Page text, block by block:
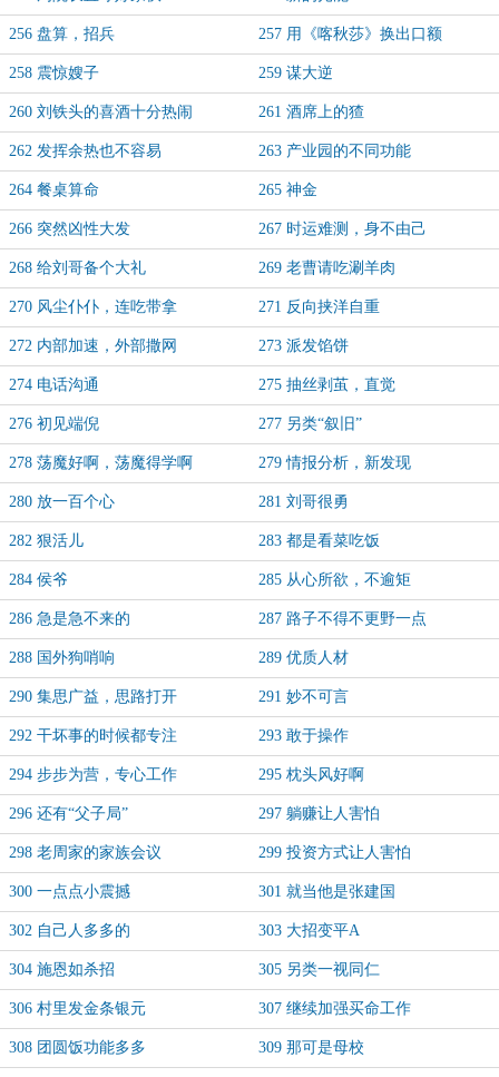
256 盘算，招兵 257 用《喀秋莎》换出口额
258 震惊嫂子 259 谋大逆
260 刘铁头的喜酒十分热闹 261 酒席上的猹
262 发挥余热也不容易 263 产业园的不同功能
264 餐桌算命 265 神金
266 突然凶性大发 267 时运难测，身不由己
268 给刘哥备个大礼 269 老曹请吃涮羊肉
270 风尘仆仆，连吃带拿 271 反向挟洋自重
272 内部加速，外部撒网 273 派发馅饼
274 电话沟通 275 抽丝剥茧，直觉
276 初见端倪 277 另类“叙旧”
278 荡魔好啊，荡魔得学啊 279 情报分析，新发现
280 放一百个心 281 刘哥很勇
282 狠活儿 283 都是看菜吃饭
284 侯爷 285 从心所欲，不逾矩
286 急是急不来的 287 路子不得不更野一点
288 国外狗哨响 289 优质人材
290 集思广益，思路打开 291 妙不可言
292 干坏事的时候都专注 293 敢于操作
294 步步为营，专心工作 295 枕头风好啊
296 还有“父子局” 297 躺赚让人害怕
298 老周家的家族会议 299 投资方式让人害怕
300 一点点小震撼 301 就当他是张建国
302 自己人多多的 303 大招变平A
304 施恩如杀招 305 另类一视同仁
306 村里发金条银元 307 继续加强买命工作
308 团圆饭功能多多 309 那可是母校